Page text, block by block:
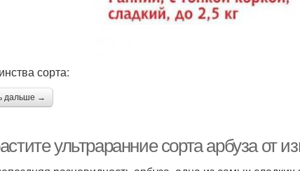
сорта:
дальше →
ультраранние сорта арбуза от